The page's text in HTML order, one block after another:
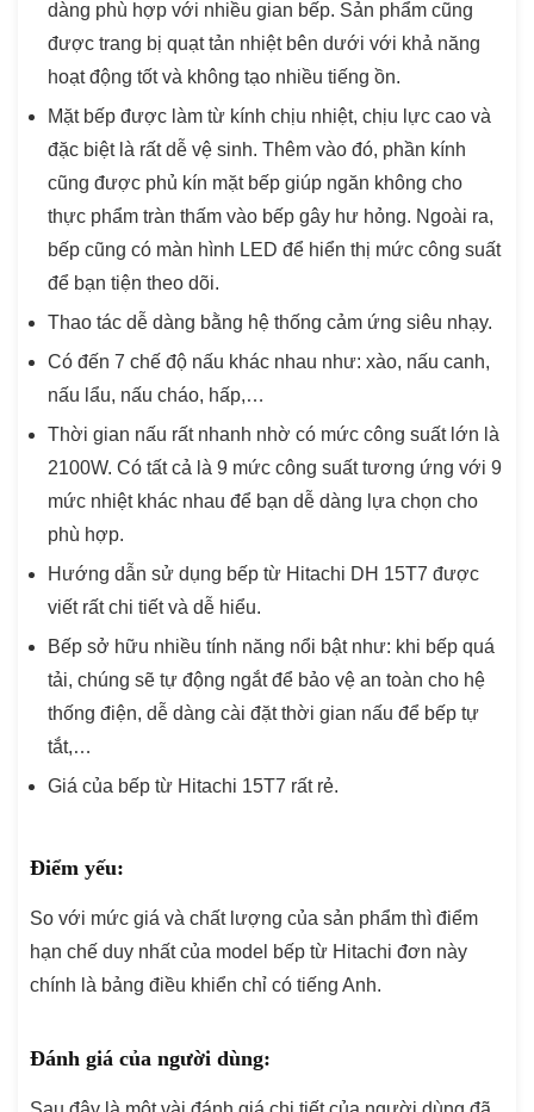
dàng phù hợp với nhiều gian bếp. Sản phẩm cũng
được trang bị quạt tản nhiệt bên dưới với khả năng
hoạt động tốt và không tạo nhiều tiếng ồn.
Mặt bếp được làm từ kính chịu nhiệt, chịu lực cao và
đặc biệt là rất dễ vệ sinh. Thêm vào đó, phần kính
cũng được phủ kín mặt bếp giúp ngăn không cho
thực phẩm tràn thấm vào bếp gây hư hỏng. Ngoài ra,
bếp cũng có màn hình LED để hiển thị mức công suất
để bạn tiện theo dõi.
Thao tác dễ dàng bằng hệ thống cảm ứng siêu nhạy.
Có đến 7 chế độ nấu khác nhau như: xào, nấu canh,
nấu lẩu, nấu cháo, hấp,…
Thời gian nấu rất nhanh nhờ có mức công suất lớn là
2100W. Có tất cả là 9 mức công suất tương ứng với 9
mức nhiệt khác nhau để bạn dễ dàng lựa chọn cho
phù hợp.
Hướng dẫn sử dụng bếp từ Hitachi DH 15T7 được
viết rất chi tiết và dễ hiểu.
Bếp sở hữu nhiều tính năng nổi bật như: khi bếp quá
tải, chúng sẽ tự động ngắt để bảo vệ an toàn cho hệ
thống điện, dễ dàng cài đặt thời gian nấu để bếp tự
tắt,…
Giá của bếp từ Hitachi 15T7 rất rẻ.
Điểm yếu:
So với mức giá và chất lượng của sản phẩm thì điểm
hạn chế duy nhất của model bếp từ Hitachi đơn này
chính là bảng điều khiển chỉ có tiếng Anh.
Đánh giá của người dùng: